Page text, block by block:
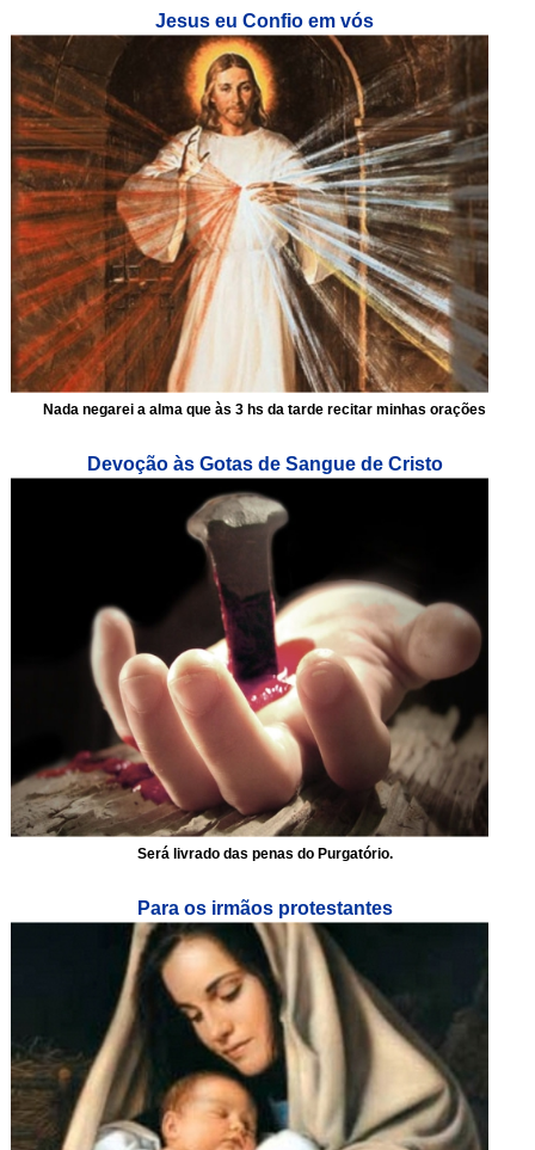
Jesus eu Confio em vós
Nada negarei a alma que às 3 hs da tarde recitar minhas orações
Devoção às Gotas de Sangue de Cristo
Será livrado das penas do Purgatório.
Para os irmãos protestantes